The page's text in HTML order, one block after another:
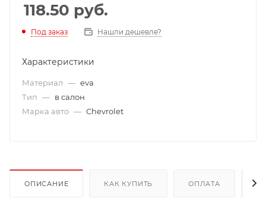
118.50 руб.
Под заказ Нашли дешевле?
Характеристики
Материал — eva
Тип — в салон
Марка авто — Chevrolet
ОПИСАНИЕ КАК КУПИТЬ ОПЛАТА